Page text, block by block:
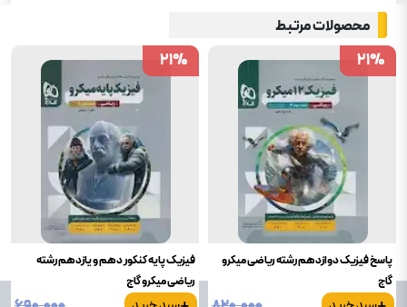
محصولات مرتبط
پاسخ فیزیک دوازدهم رشته ریاضی میکرو
گاج
21%
21%
فیزیک پایه کنکور دهم و یازدهم رشته
ریاضی میکرو گاج
21%
21%